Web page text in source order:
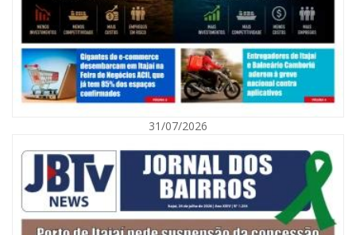
Defesa Civil de Itajaí alerta para chuva, ventos fortes e queda de
temperatura
ITAJAÍ
31/07/2026